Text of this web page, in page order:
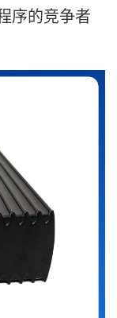
序的竞争者